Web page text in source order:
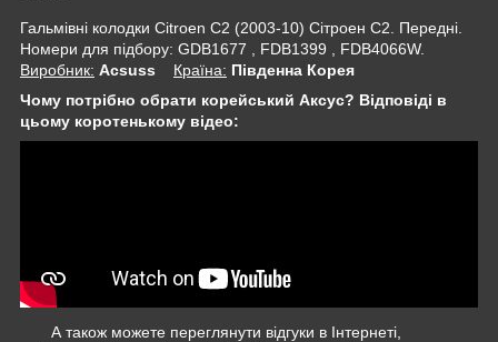
Гальмівні колодки Citroen C2 (2003-10) Сітроен С2. Передні.
Номери для підбору: GDB1677 , FDB1399 , FDB4066W.
Виробник: Acsuss Крaїна: Південна Корея
Чому потрібно обрати корейський Аксус? Відповіді в
цьому коротенькому відео:
А також можете переглянути відгуки в Інтернеті,